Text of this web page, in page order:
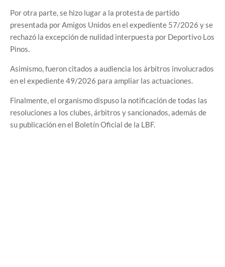
Por otra parte, se hizo lugar a la protesta de partido
presentada por Amigos Unidos en el expediente 57/2026 y se
rechazó la excepción de nulidad interpuesta por Deportivo Los
Pinos.
Asimismo, fueron citados a audiencia los árbitros involucrados
en el expediente 49/2026 para ampliar las actuaciones.
Finalmente, el organismo dispuso la notificación de todas las
resoluciones a los clubes, árbitros y sancionados, además de
su publicación en el Boletín Oficial de la LBF.